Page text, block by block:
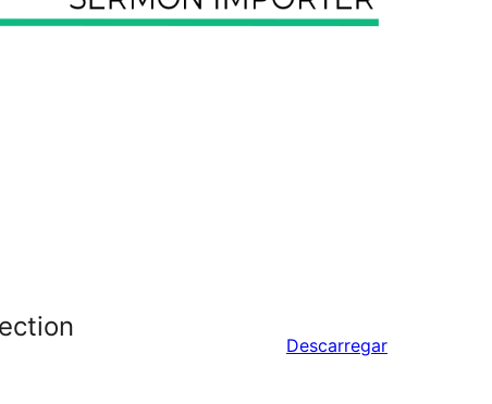
Descarregar